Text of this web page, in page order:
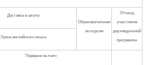
Доставка в школу
Образовательная
экскурсия
Отъезд
участников
двухнедельной
программы
Уроки английского языка
Перерыв на ланч